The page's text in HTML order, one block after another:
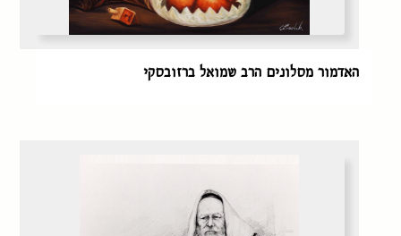
האדמור מסלונים הרב שמואל ברזובסקי